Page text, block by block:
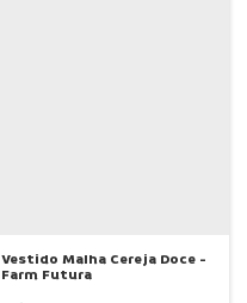
Vestido Malha Cereja Doce -
Farm Futura